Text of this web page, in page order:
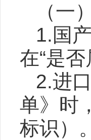
（一
1.国
在“是
2.进
单》时
标识）。